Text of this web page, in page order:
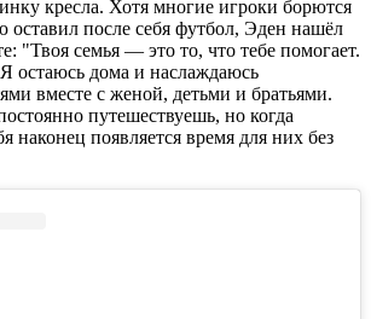
кресла. Хотя многие игроки борются
оставил после себя футбол, Эден нашёл
"Твоя семья — это то, что тебе помогает.
остаюсь дома и наслаждаюсь
вместе с женой, детьми и братьями.
путешествуешь, но когда
наконец появляется время для них без